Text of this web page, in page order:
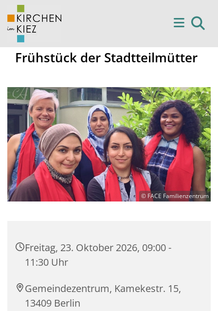
Frühstück der Stadtteilmütter
© FACE Familienzentrum
Freitag, 23. Oktober 2026, 09:00 -
11:30 Uhr
Gemeindezentrum, Kamekestr. 15,
13409 Berlin